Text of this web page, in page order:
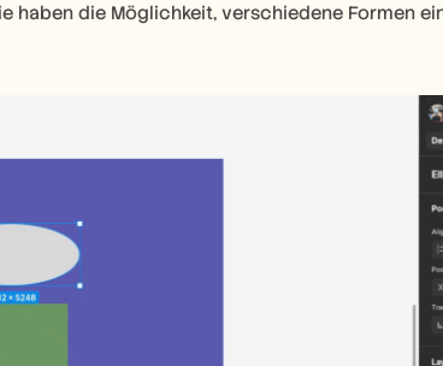
haben die Möglichkeit, verschiedene Formen